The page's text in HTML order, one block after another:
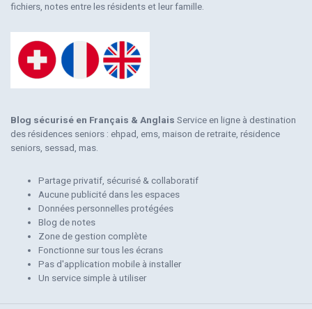
fichiers, notes entre les résidents et leur famille.
Blog sécurisé en Français & Anglais Service en ligne à destination
des résidences seniors : ehpad, ems, maison de retraite, résidence
seniors, sessad, mas.
Partage privatif, sécurisé & collaboratif
Aucune publicité dans les espaces
Données personnelles protégées
Blog de notes
Zone de gestion complète
Fonctionne sur tous les écrans
Pas d'application mobile à installer
Un service simple à utiliser